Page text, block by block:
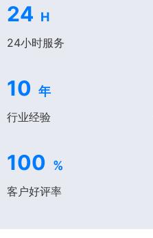
24 H
24小时服务
10 年
行业经验
100 %
客户好评率